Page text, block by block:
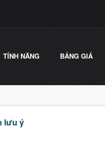
TÍNH NĂNG BẢNG GIÁ
lưu ý